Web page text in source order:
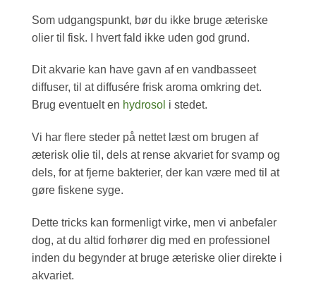
Som udgangspunkt, bør du ikke bruge æteriske
olier til fisk. I hvert fald ikke uden god grund.
Dit akvarie kan have gavn af en vandbasseet
diffuser, til at diffusére frisk aroma omkring det.
Brug eventuelt en hydrosol i stedet.
Vi har flere steder på nettet læst om brugen af
æterisk olie til, dels at rense akvariet for svamp og
dels, for at fjerne bakterier, der kan være med til at
gøre fiskene syge.
Dette tricks kan formenligt virke, men vi anbefaler
dog, at du altid forhører dig med en professionel
inden du begynder at bruge æteriske olier direkte i
akvariet.